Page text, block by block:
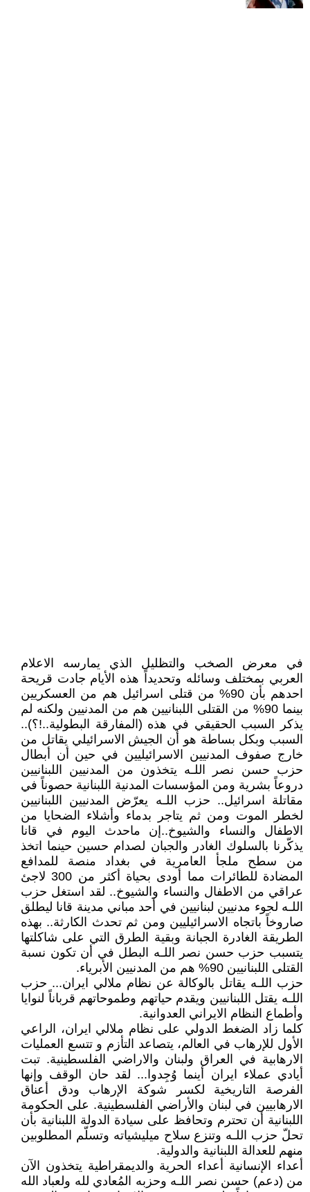
في معرض الصخب والتظليل الذي يمارسه الاعلام
العربي بمختلف وسائله وتحديداً هذه الأيام جادت قريحة
احدهم بأن 90% من قتلى اسرائيل هم من العسكريين
بينما 90% من القتلى اللبنانيين هم من المدنيين ولكنه لم
يذكر السبب الحقيقي في هذه (المفارقة البطولية..!؟)..
السبب وبكل بساطة هو أن الجيش الاسرائيلي يقاتل من
خارج صفوف المدنيين الاسرائيليين في حين أن أبطال
حزب حسن نصر اللـه يتخذون من المدنيين اللبنانيين
دروعاً بشرية ومن المؤسسات المدنية اللبنانية حصوناً في
مقاتلة اسرائيل.. حزب اللـه يعرّض المدنيين اللبنانيين
لخطر الموت ومن ثم يتاجر بدماء وأشلاء الضحايا من
الاطفال والنساء والشيوخ..إن ماحدث اليوم في قانا
يذكّرنا بالسلوك الغادر والجبان لصدام حسين حينما اتخذ
من سطح ملجأ العامرية في بغداد منصة للمدافع
المضادة للطائرات مما أودى بحياة أكثر من 300 لاجئ
عراقي من الاطفال والنساء والشيوخ.. لقد استغل حزب
اللـه لجوء مدنيين لبنانيين في أحد مباني مدينة قانا ليطلق
صاروخاً باتجاه الاسرائيليين ومن ثم تحدث الكارثة.. بهذه
الطريقة الغادرة الجبانة وبقية الطرق التي على شاكلتها
يتسبب حزب حسن نصر اللـه البطل في أن تكون نسبة
القتلى اللبنانيين 90% هم من المدنيين الأبرياء.
حزب اللـه يقاتل بالوكالة عن نظام ملالي ايران... حزب
اللـه يقتل اللبنانيين ويقدم حياتهم وطموحاتهم قرباناً لنوايا
وأطماع النظام الايراني العدوانية.
كلما زاد الضغط الدولي على نظام ملالي ايران، الراعي
الأول للإرهاب في العالم، يتصاعد التأزم و تتسع العمليات
الارهابية في العراق ولبنان والاراضي الفلسطينية. تبت
أيادي عملاء ايران أينما وُجِدوا... لقد حان الوقف وإنها
الفرصة التاريخية لكسر شوكة الإرهاب ودق أعناق
الارهابيين في لبنان والأراضي الفلسطينية. على الحكومة
اللبنانية أن تحترم وتحافظ على سيادة الدولة اللبنانية بأن
تحلّ حزب اللـه وتنزع سلاح ميليشياته وتسلّم المطلوبين
منهم للعدالة اللبنانية والدولية.
أعداء الإنسانية أعداء الحرية والديمقراطية يتخذون الآن
من (دعم) حسن نصر اللـه وحزبه المُعادي لله ولعباد الله